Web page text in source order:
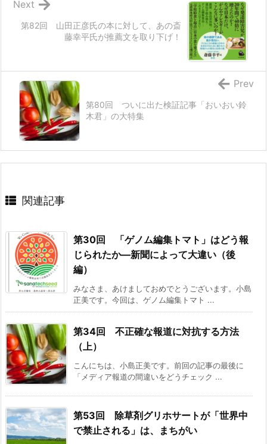
第82回 山田正彦氏の本に対して、あの斎
藤幸平氏が推薦文を取り下げ！
Next
第80回 ついに出た検証記事「おいおい鈴
木君」の大特集
Prev
関連記事
第30回 「ゲノム編集トマト」はどう報
じられたか―新聞によって大違い（後
編）
みなさま、あけましておめでとうございます。小島
正美です。今回は、ゲノム編集トマト ...
第34回 不正確な報道に対抗する方法
（上）
こんにちは、小島正美です。前回の記事の最後に
「メディア報道の間違いをどうチェック ...
第53回 除草剤グリホサートが「世界中
で禁止される」は、まちがい